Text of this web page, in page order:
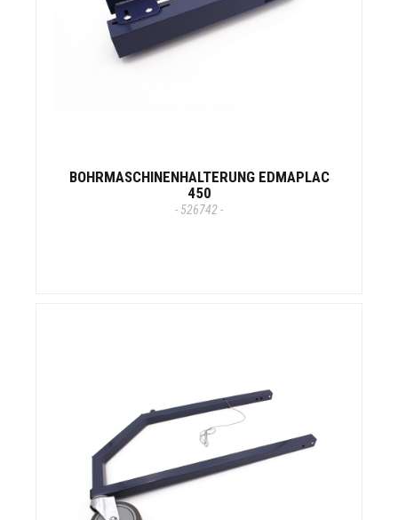
BOHRMASCHINENHALTERUNG EDMAPLAC
450
- 526742 -